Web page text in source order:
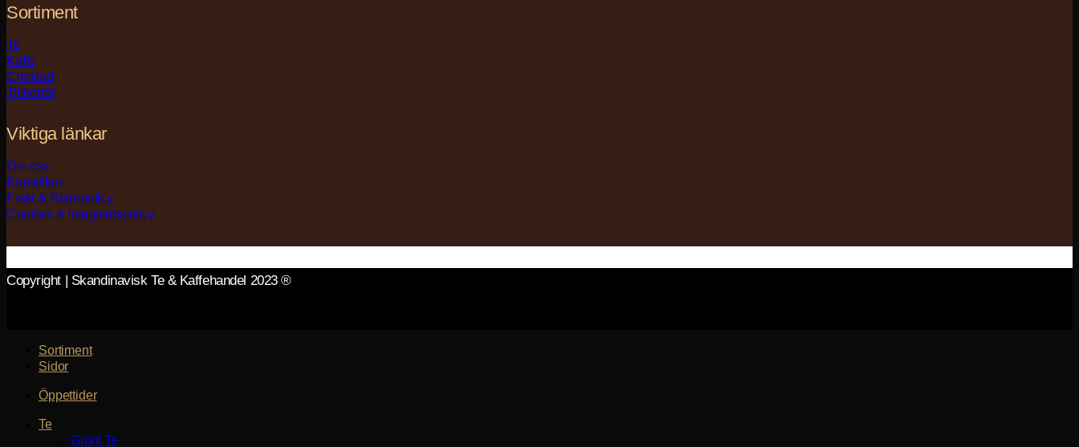
Sortiment
Te
Kaffe
Choklad
Tillbehör
Viktiga länkar
Om oss
Köpvillkor
Frakt & Returpolicy
Cookies & Integritetspolicy
Copyright | Skandinavisk Te & Kaffehandel 2023 ®
Sortiment
Sidor
Öppettider
Te
Grönt Te